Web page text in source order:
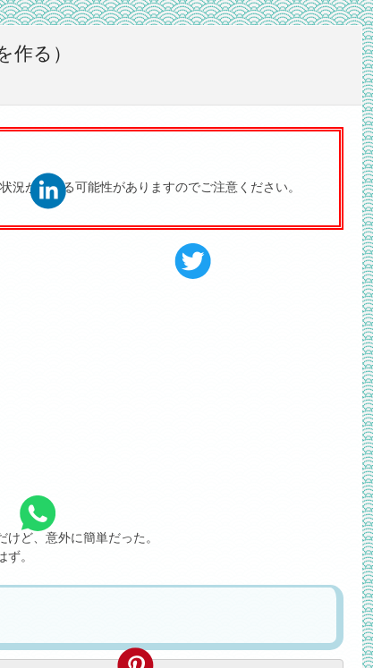
作る）
況が異なる可能性がありますのでご注意ください。
ど、意外に簡単だった。
。